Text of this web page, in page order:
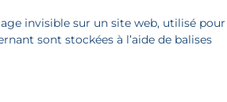
invisible sur un site web, utilisé pour
sont stockées à l’aide de balises